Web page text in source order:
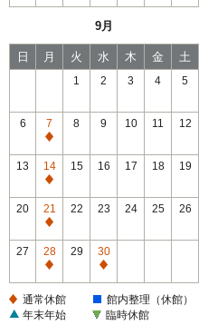
館
館
9月
日 月 火 水 木 金 土
1 2 3 4 5
6
7
通
常
休
館
8 9 10 11 12
13
14
通
常
休
館
15 16 17 18 19
20
21
通
常
休
館
22 23 24 25 26
27
28
通
休
29
30
通
休
通常休館
館内整理（休館）
年末年始
臨時休館